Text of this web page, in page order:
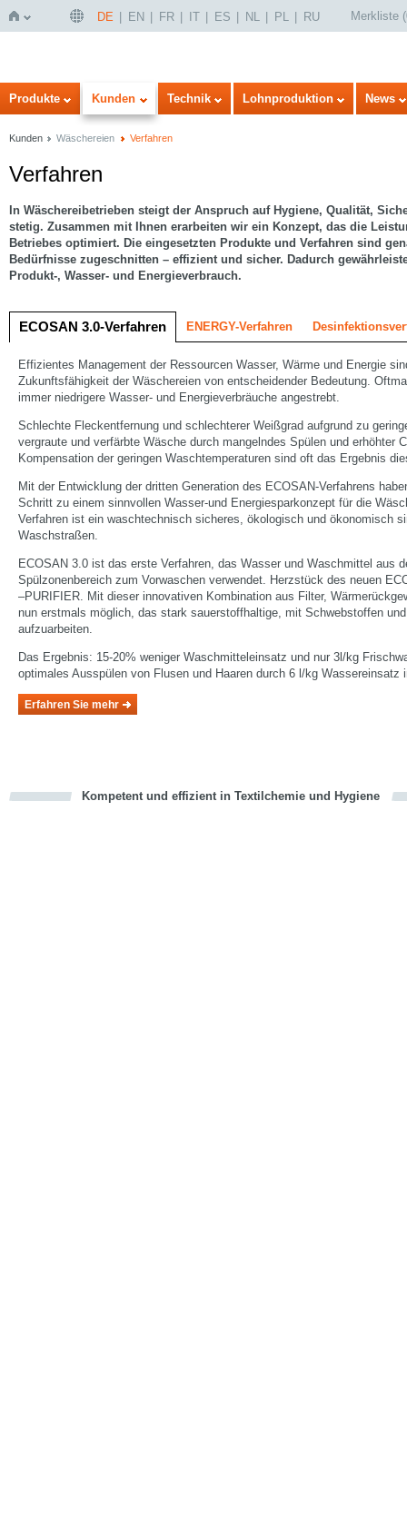
Startseite
DE EN FR IT ES NL PL RU Merkliste (
Produkte Kunden Technik Lohnproduktion News
Kunden Wäschereien Verfahren
Verfahren
In Wäschereibetrieben steigt der Anspruch auf Hygiene, Qualität,
stetig. Zusammen mit Ihnen erarbeiten wir ein Konzept, das die
Betriebes optimiert. Die eingesetzten Produkte und Verfahren sind
Bedürfnisse zugeschnitten – effizient und sicher. Dadurch
Produkt-, Wasser- und Energieverbrauch.
ECOSAN 3.0-Verfahren ENERGY-Verfahren
Effizientes Management der Ressourcen Wasser, Wärme und Energie
Zukunftsfähigkeit der Wäschereien von entscheidender Bedeutung.
immer niedrigere Wasser- und Energieverbräuche angestrebt.
Schlechte Fleckentfernung und schlechterer Weißgrad aufgrund zu
vergraute und verfärbte Wäsche durch mangelndes Spülen und erhöhter
Kompensation der geringen Waschtemperaturen sind oft das Ergebnis
Mit der Entwicklung der dritten Generation des ECOSAN-Verfahrens
Schritt zu einem sinnvollen Wasser-und Energiesparkonzept für die
Verfahren ist ein waschtechnisch sicheres, ökologisch und ökonomisch
Waschstraßen.
ECOSAN 3.0 ist das erste Verfahren, das Wasser und Waschmittel aus
Spülzonenbereich zum Vorwaschen verwendet. Herzstück des neuen
–PURIFIER. Mit dieser innovativen Kombination aus Filter,
nun erstmals möglich, das stark sauerstoffhaltige, mit Schwebstoffen
aufzuarbeiten.
Das Ergebnis: 15-20% weniger Waschmitteleinsatz und nur 3l/kg
optimales Ausspülen von Flusen und Haaren durch 6 l/kg Wassereinsatz
Erfahren Sie mehr
Kompetent und effizient in Textilchemie und Hygiene